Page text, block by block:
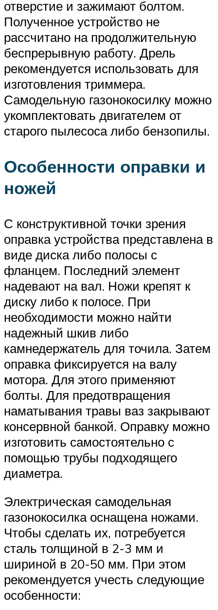
отверстие и зажимают болтом.
Полученное устройство не
рассчитано на продолжительную
беспрерывную работу. Дрель
рекомендуется использовать для
изготовления триммера.
Самодельную газонокосилку можно
укомплектовать двигателем от
старого пылесоса либо бензопилы.
Особенности оправки и
ножей
С конструктивной точки зрения
оправка устройства представлена в
виде диска либо полосы с
фланцем. Последний элемент
надевают на вал. Ножи крепят к
диску либо к полосе. При
необходимости можно найти
надежный шкив либо
камнедержатель для точила. Затем
оправка фиксируется на валу
мотора. Для этого применяют
болты. Для предотвращения
наматывания травы ваз закрывают
консервной банкой. Оправку можно
изготовить самостоятельно с
помощью трубы подходящего
диаметра.
Электрическая самодельная
газонокосилка оснащена ножами.
Чтобы сделать их, потребуется
сталь толщиной в 2-3 мм и
шириной в 20-50 мм. При этом
рекомендуется учесть следующие
особенности: